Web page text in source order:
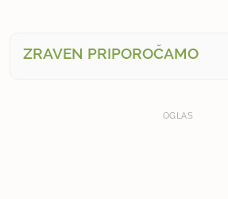
ZRAVEN PRIPOROČAMO
OGLAS